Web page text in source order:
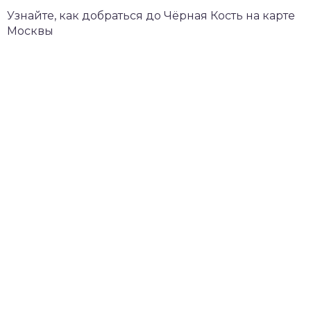
Узнайте, как добраться до Чёрная Кость на карте
Москвы